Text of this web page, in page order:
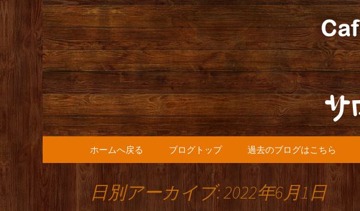
人形町の『365(
知らせ
人形町の音楽カフェ『365カフェ』より
コンテンツへ移動
ホームへ戻る ブログトップ 過去のブログはこちら
日別アーカイブ: 2022年6月1日